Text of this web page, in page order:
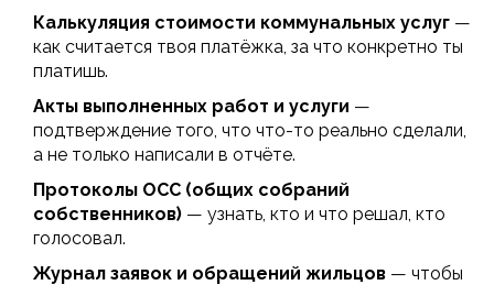
Калькуляция стоимости коммунальных услуг —
как считается твоя платёжка, за что конкретно ты
платишь.
Акты выполненных работ и услуги —
подтверждение того, что что-то реально сделали,
а не только написали в отчёте.
Протоколы ОСС (общих собраний
собственников) — узнать, кто и что решал, кто
голосовал.
Журнал заявок и обращений жильцов — чтобы